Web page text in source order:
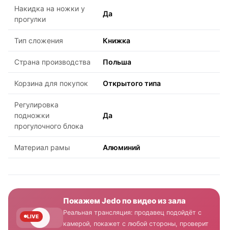
Накидка на ножки у
прогулки
Да
Тип сложения Книжка
Страна производства Польша
Корзина для покупок Открытого типа
Регулировка
подножки
прогулочного блока
Да
Материал рамы Алюминий
LIVE
Покажем Jedo по видео из зала
Реальная трансляция: продавец подойдёт с
камерой, покажет с любой стороны, проверит